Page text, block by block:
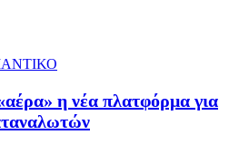
η νέα πλατφόρμα για